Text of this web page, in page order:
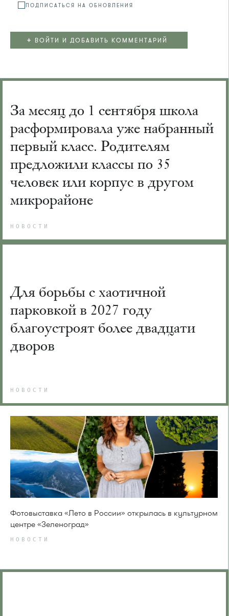
ПОДПИСАТЬСЯ НА ОБНОВЛЕНИЯ
+ ВОЙТИ И ДОБАВИТЬ КОММЕНТАРИЙ
За месяц до 1 сентября школа
расформировала уже набранный
первый класс. Родителям
предложили классы по 35
человек или корпус в другом
микрорайоне
НОВОСТИ
Для борьбы с хаотичной
парковкой в 2027 году
благоустроят более двадцати
дворов
НОВОСТИ
Фотовыставка «Лето в России» открылась в культурном
центре «Зеленоград»
НОВОСТИ